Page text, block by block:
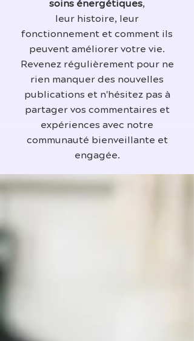
leur histoire, leur
fonctionnement et comment ils
peuvent améliorer votre vie.
Revenez régulièrement pour ne
rien manquer des nouvelles
publications et n'hésitez pas à
partager vos commentaires et
expériences avec notre
communauté bienveillante et
engagée.